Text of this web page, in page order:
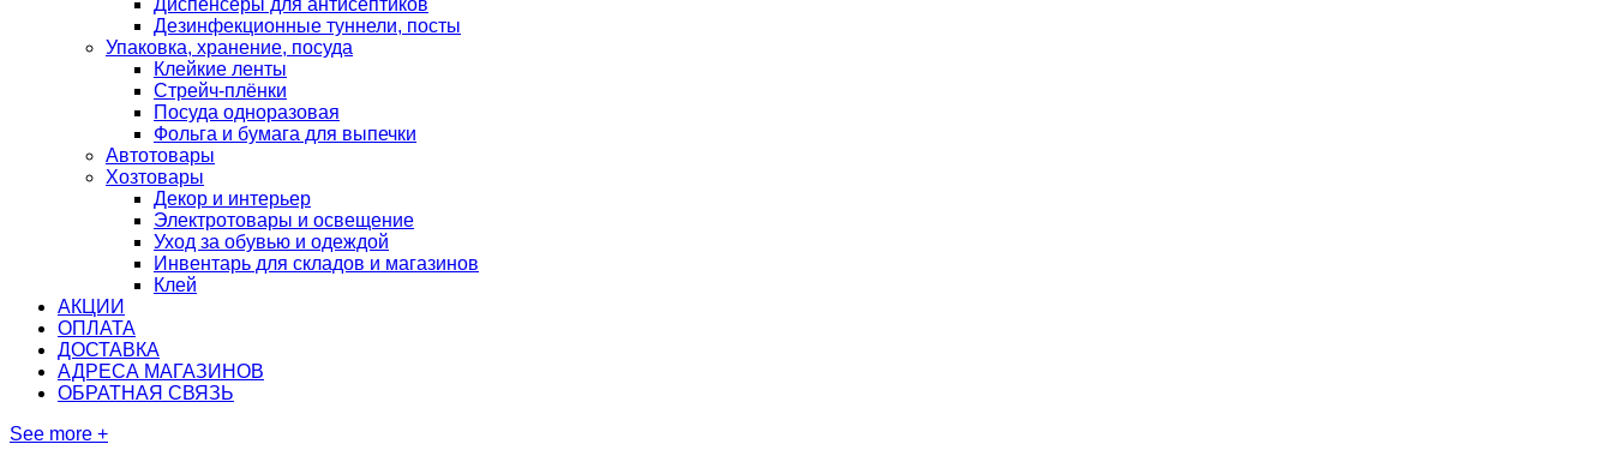
Дезинфекционные туннели, посты
Упаковка, хранение, посуда
Клейкие ленты
Стрейч-плёнки
Посуда одноразовая
Фольга и бумага для выпечки
Автотовары
Хозтовары
Декор и интерьер
Электротовары и освещение
Уход за обувью и одеждой
Инвентарь для складов и магазинов
Клей
АКЦИИ
ОПЛАТА
ДОСТАВКА
АДРЕСА МАГАЗИНОВ
ОБРАТНАЯ СВЯЗЬ
See more +